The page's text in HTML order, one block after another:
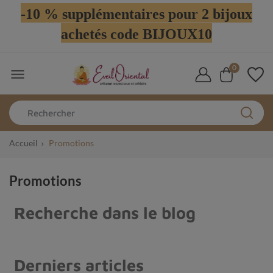
-10 % supplémentaires pour 2 bijoux
achetés code BIJOUX10
 0
Accueil Promotions
Promotions
Recherche dans le blog
Derniers articles